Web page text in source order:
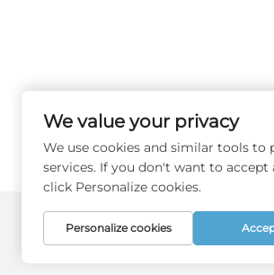
Copyright © 2026 Fujian
prywatności
We value your privacy
We use cookies and similar tools to
services. If you don't want to accept
click Personalize cookies.
Personalize cookies